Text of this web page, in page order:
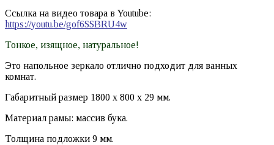
Ссылка на видео товара в Youtube:
https://youtu.be/gof6SSBRU4w
Тонкое, изящное, натуральное!
Это напольное зеркало отлично подходит для ванных
комнат.
Габаритный размер 1800 х 800 х 29 мм.
Материал рамы: массив бука.
Толщина подложки 9 мм.